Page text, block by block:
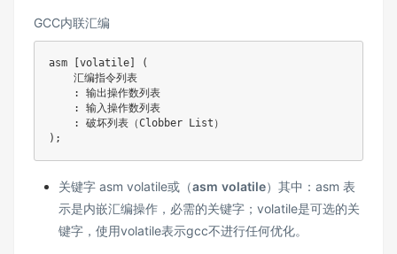
GCC内联汇编
asm volatile
(
    汇编指令列表
:
输出操作数列表
:
输入操作数列表
:
) ;
关键字 asm volatile或（asm volatile）其中：asm 表
示是内嵌汇编操作，必需的关键字；volatile是可选的关
键字，使用volatile表示gcc不进行任何优化。